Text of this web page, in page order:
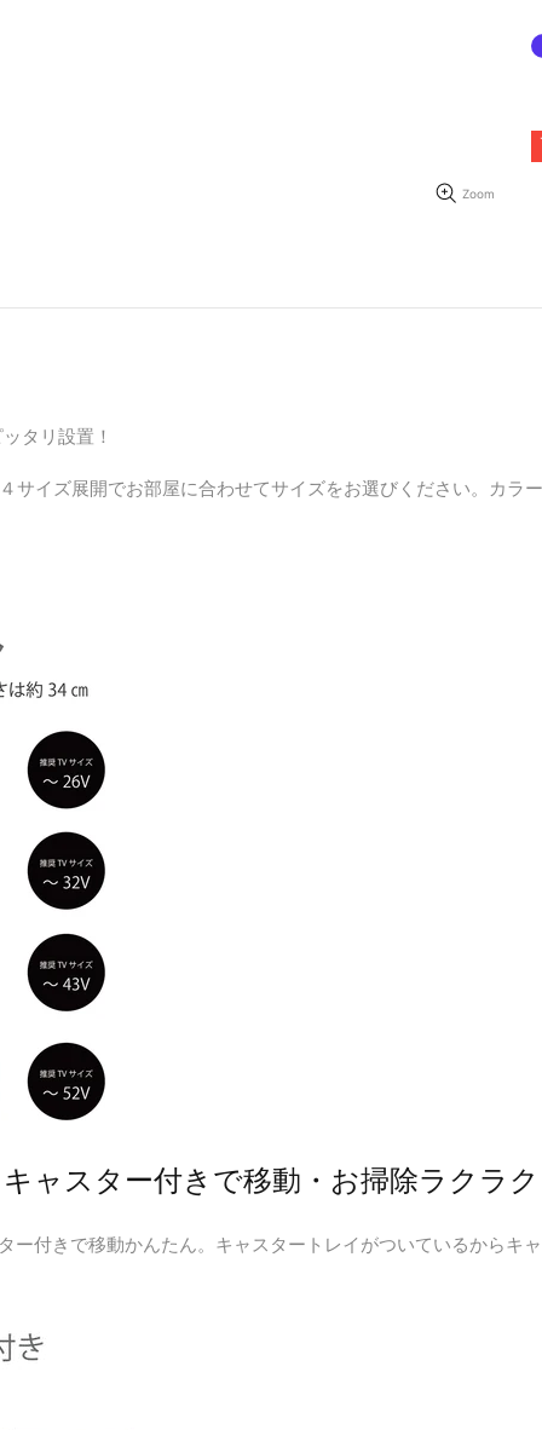
Zoom
タリ設置！
サイズ展開でお部屋に合わせてサイズをお選びください。カラ
キャスター付きで移動・お掃除ラクラク
ー付きで移動かんたん。キャスタートレイがついているからキャ